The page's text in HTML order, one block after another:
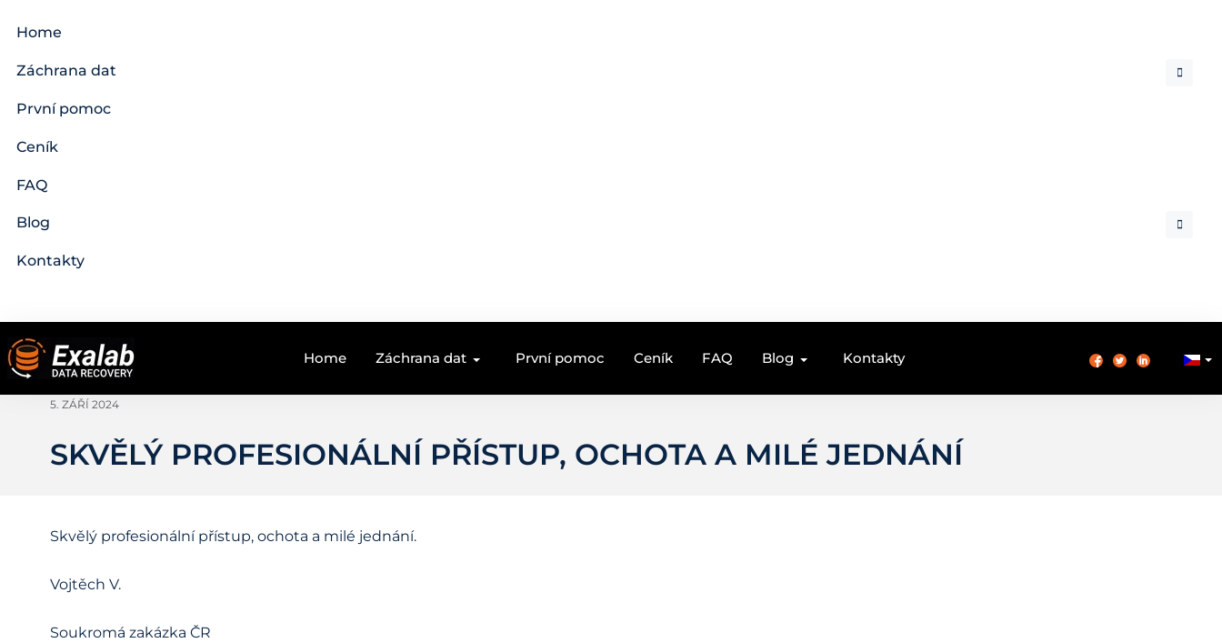
Home
Záchrana dat
První pomoc
Ceník
FAQ
Blog
Kontakty
Home Záchrana dat První pomoc Ceník FAQ Blog Kontakty
5. ZÁŘÍ 2024
SKVĚLÝ PROFESIONÁLNÍ PŘÍSTUP, OCHOTA A MILÉ JEDNÁNÍ
Skvělý profesionální přístup, ochota a milé jednání.
Vojtěch V.
Soukromá zakázka ČR